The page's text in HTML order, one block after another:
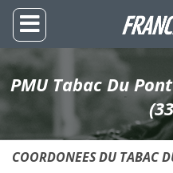
PMU Tabac Du
COORDONEES DU TABAC